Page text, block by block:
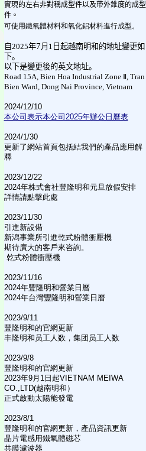
實現的左右非對稱成型件以及帶外錐度的成型
件。
可使用鐵氧體材料和氧化鋁材料進行成型。
自2025年7月 1 日起越南明和的地址變更如
下。
以下是變更後的英文地址。
Road 15A, Bien Hoa Industrial Zone Ⅱ, Tran
Bien Ward, Dong Nai Province, Vietnam
2024/12/10
本公司表示本公司2025年辦公日曆表
2024/1/30
更新了網站首頁包括結我們的產品應用解
釋
2023/12/22
2024年株式會社豐隆明和元旦放假安排
詳情請點擊此處
2023/11/30
引進新設備
新潟事業所引進乾式粉體衝壓機
期待廣大的客戶來咨詢。
乾式粉體衝壓機
2023/11/16
2024年豐隆明和營業日曆
2024年台灣豐隆明和營業日曆
2023/9/11
豐隆明和的官網更新
丰隆明和员工人数，集团员工人数
2023/9/8
豐隆明和的官網更新
2023年9月1日起VIETNAM MEIWA
CO.,LTD(越南明和）
正式啟動太陽能發電
2023/8/1
豐隆明和的官網更新，產品資訊更新
晶片電感用鐵氧體磁芯
共膜濾波器